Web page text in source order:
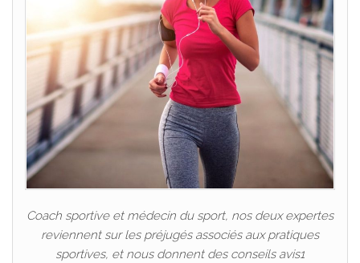
Coach sportive et médecin du sport, nos deux expertes
reviennent sur les préjugés associés aux pratiques
sportives, et nous donnent des conseils avis1